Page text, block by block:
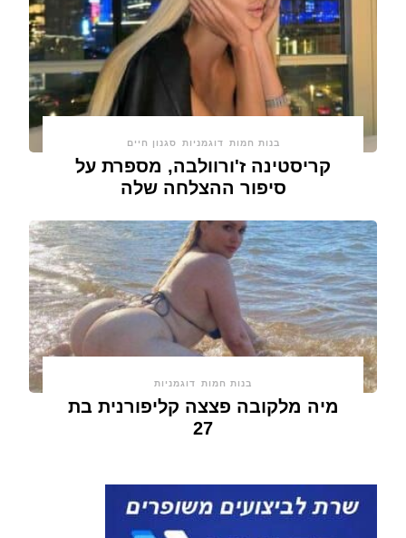
בנות חמות דוגמניות סגנון חיים
קריסטינה ז'ורוולבה, מספרת על
סיפור ההצלחה שלה
בנות חמות דוגמניות
מיה מלקובה פצצה קליפורנית בת
27